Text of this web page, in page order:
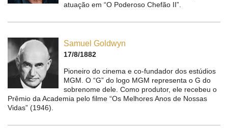
atuação em “O Poderoso Chefão II”.
Samuel Goldwyn
17/8/1882
Pioneiro do cinema e co-fundador dos estúdios
MGM. O “G” do logo MGM representa o G do
sobrenome dele. Como produtor, ele recebeu o
Prêmio da Academia pelo filme “Os Melhores Anos de Nossas
Vidas” (1946).